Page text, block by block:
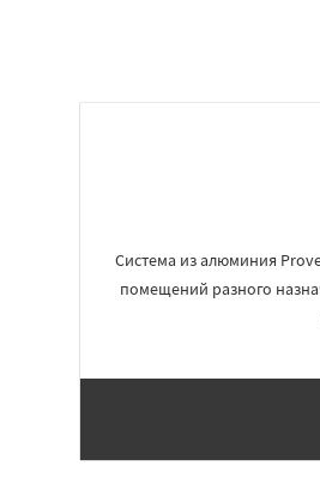
Система из алюминия
помещений разного